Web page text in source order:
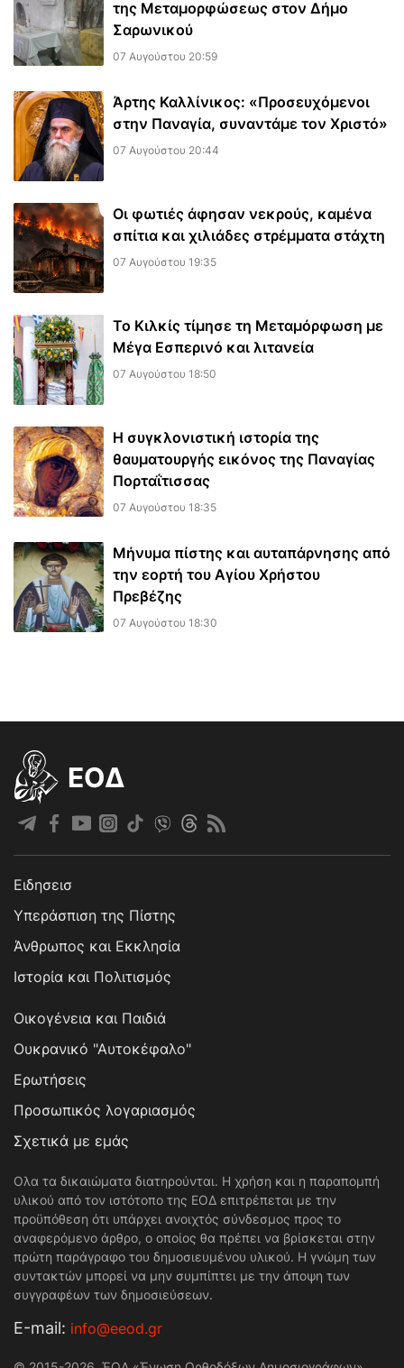
της Μεταμορφώσεως στον Δήμο
Σαρωνικού
07 Αυγούστου 20:59
Άρτης Καλλίνικος: «Προσευχόμενοι
στην Παναγία, συναντάμε τον Χριστό»
07 Αυγούστου 20:44
Οι φωτιές άφησαν νεκρούς, καμένα
σπίτια και χιλιάδες στρέμματα στάχτη
07 Αυγούστου 19:35
Το Κιλκίς τίμησε τη Μεταμόρφωση με
Μέγα Εσπερινό και λιτανεία
07 Αυγούστου 18:50
Η συγκλονιστική ιστορία της
θαυματουργής εικόνος της Παναγίας
Πορταΐτισσας
07 Αυγούστου 18:35
Μήνυμα πίστης και αυταπάρνησης από
την εορτή του Αγίου Χρήστου
Πρεβέζης
07 Αυγούστου 18:30
EOΔ
Ειδησεισ
Υπεράσπιση της Πίστης
Άνθρωπος και Εκκλησία
Ιστορία και Πολιτισμός
Οικογένεια και Παιδιά
Ουκρανικό "Αυτοκέφαλο"
Ερωτήσεις
Προσωπικός λογαριασμός
Σχετικά με εμάς
Ολα τα δικαιώματα διατηρούνται. Η χρήση και η παραπομπή
υλικού από τον ιστότοπο της ΕΟΔ επιτρέπεται με την
προϋπόθεση ότι υπάρχει ανοιχτός σύνδεσμος προς το
αναφερόμενο άρθρο, ο οποίος θα πρέπει να βρίσκεται στην
πρώτη παράγραφο του δημοσιευμένου υλικού. Η γνώμη των
συντακτών μπορεί να μην συμπίπτει με την άποψη των
συγγραφέων των δημοσιεύσεων.
Е-mail: info@eeod.gr